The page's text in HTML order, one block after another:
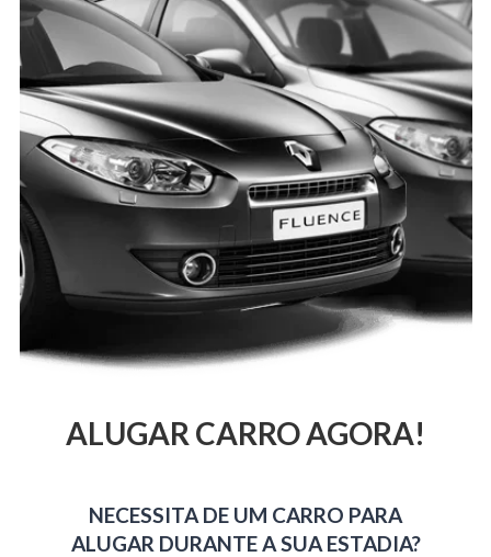
ALUGAR CARRO AGORA!
NECESSITA DE UM CARRO PARA
ALUGAR DURANTE A SUA ESTADIA?